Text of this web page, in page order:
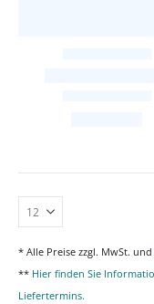
* Alle Preise zzgl. MwSt. und
** Hier finden Sie
Liefertermins.